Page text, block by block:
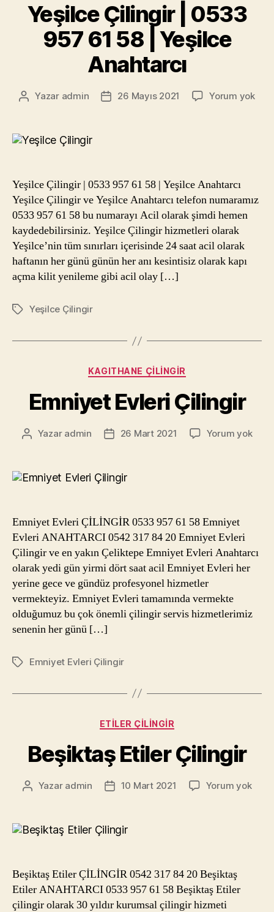
Yeşilce Çilingir | 0533
957 61 58 | Yeşilce
Anahtarcı
Yazının
Yazar admin
Yazı26 Mayıs 2021 Yorum yok
Yeşilce Çilingir | 0533 957 61 58 | Yeşilce Anahtarcı
Yeşilce Çilingir ve Yeşilce Anahtarcı telefon numaramız
0533 957 61 58 bu numarayı Acil olarak şimdi hemen
kaydedebilirsiniz. Yeşilce Çilingir hizmetleri olarak
Yeşilce’nin tüm sınırları içerisinde 24 saat acil olarak
haftanın her günü günün her anı kesintisiz olarak kapı
açma kilit yenileme gibi acil olay […]
EtiketlerYeşilce Çilingir
Kategoriler
KAGITHANE ÇILINGIR
Emniyet Evleri Çilingir
Yazının
Yazar admin
Yazı26 Mart 2021 Yorum yok
Emniyet Evleri ÇİLİNGİR 0533 957 61 58 Emniyet
Evleri ANAHTARCI 0542 317 84 20 Emniyet Evleri
Çilingir ve en yakın Çeliktepe Emniyet Evleri Anahtarcı
olarak yedi gün yirmi dört saat acil Emniyet Evleri her
yerine gece ve gündüz profesyonel hizmetler
vermekteyiz. Emniyet Evleri tamamında vermekte
olduğumuz bu çok önemli çilingir servis hizmetlerimiz
senenin her günü […]
EtiketlerEmniyet Evleri Çilingir
Kategoriler
ETILER ÇILINGIR
Beşiktaş Etiler Çilingir
Yazının
Yazar admin
Yazı10 Mart 2021 Yorum yok
Beşiktaş Etiler ÇİLİNGİR 0542 317 84 20 Beşiktaş
Etiler ANAHTARCI 0533 957 61 58 Beşiktaş Etiler
çilingir olarak 30 yıldır kurumsal çilingir hizmeti